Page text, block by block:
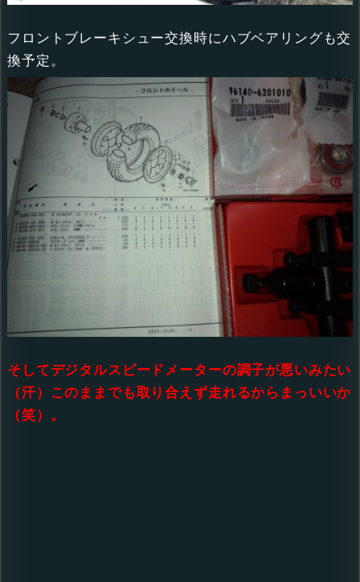
フロントブレーキシュー交換時にハブベアリングも交
換予定。
そしてデジタルスピードメーターの調子が悪いみたい
（汗）このままでも取り合えず走れるからまっいいか
（笑）。